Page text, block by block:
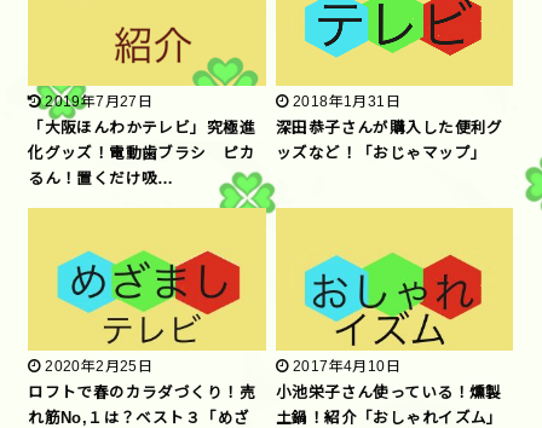
2019年7月27日
「大阪ほんわかテレビ」究極進
化グッズ！電動歯ブラシ ピカ
るん！置くだけ吸…
2018年1月31日
深田恭子さんが購入した便利グ
ッズなど！「おじゃマップ」
2020年2月25日
ロフトで春のカラダづくり！売
れ筋No,１は？ベスト３「めざ
2017年4月10日
小池栄子さん使っている！燻製
土鍋！紹介「おしゃれイズム」